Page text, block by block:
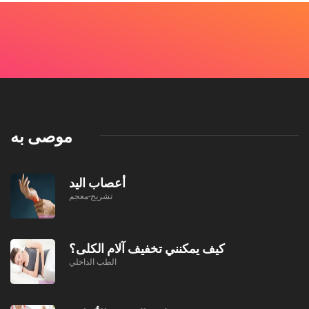
موصى به
أعصاب اليد
تشريح-معجم
كيف يمكنني تخفيف آلام الكلى؟
الطب الداخلي